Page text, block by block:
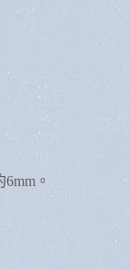
。